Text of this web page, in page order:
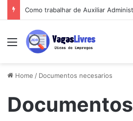
Menu
Home / Documentos necesarios
Documentos